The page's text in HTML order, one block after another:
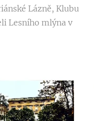
Lázně, Klubu
Lesního mlýna v